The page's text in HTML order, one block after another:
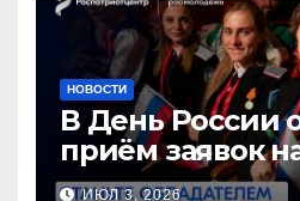
НОВОСТИ
В День России
приём заявок
Национальную
ИЮЛ 3, 2026